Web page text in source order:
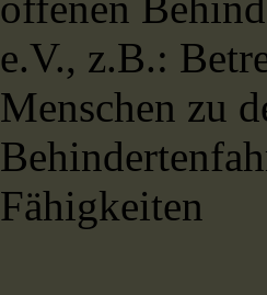
e.V., z.B.:
Menschen zu
Fähigkeiten